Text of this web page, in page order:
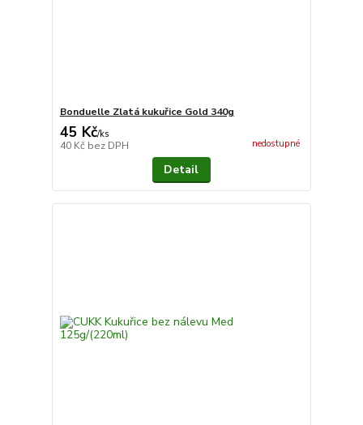
Bonduelle Zlatá kukuřice Gold 340g
45 Kč/ks
40 Kč bez DPH nedostupné
Detail